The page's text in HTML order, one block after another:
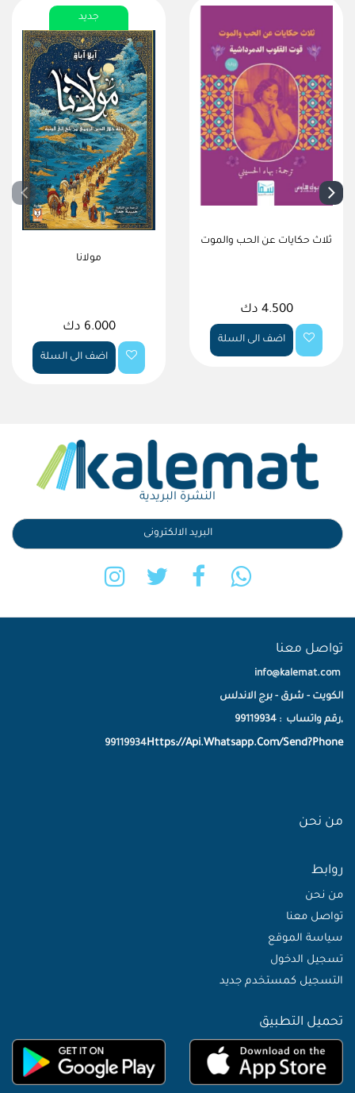
جديد
مولانا
6.000 دك
اضف الى السلة
ثلاث حكايات عن الحب والموت
4.500 دك
اضف الى السلة
النشرة البريدية
تواصل معنا
info@kalemat.com
الكويت - شرق - برج الاندلس
,رقم واتساب : 99119934
Https://Api.Whatsapp.Com/Send?Phone
99119934
من نحن
روابط
من نحن
تواصل معنا
سياسة الموقع
تسجيل الدخول
التسجيل كمستخدم جديد
تحميل التطبيق